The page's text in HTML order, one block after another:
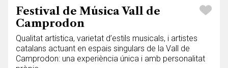
Festival de Música Vall de
Camprodon
Qualitat artística, varietat d’estils musicals, i artistes
catalans actuant en espais singulars de la Vall de
Camprodon: una experiència única i amb personalitat